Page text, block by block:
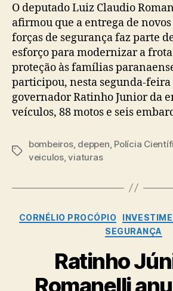
O deputado Luiz Claudio
afirmou que a entrega de
forças de segurança faz parte
esforço para modernizar a
proteção às famílias
participou, nesta segunda-feira
governador Ratinho Junior da
veículos, 88 motos e seis
Tags
bombeiros, deppen Polícia
veiculos,viaturas
CORNÉLIO PROCÓPIO
SEGURANÇA
Ratinho
Romanelli